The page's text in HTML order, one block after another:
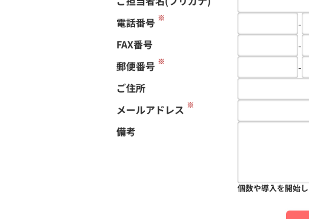
電話番号 ※ -
FAX番号
-
郵便番号 ※
-
ご住所
メールアドレス ※
備考
個数や導入を開始